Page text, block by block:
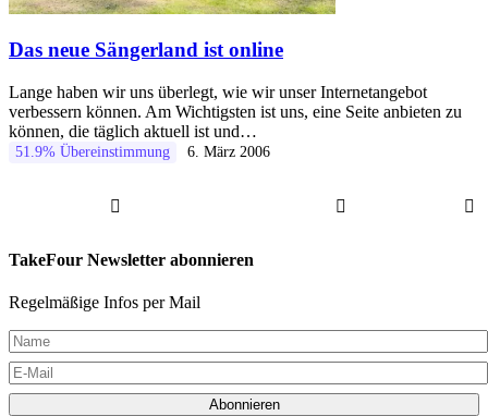
Das neue Sängerland ist online
Lange haben wir uns überlegt, wie wir unser Internetangebot
verbessern können. Am Wichtigsten ist uns, eine Seite anbieten zu
können, die täglich aktuell ist und…
51.9% Übereinstimmung 6. März 2006
TakeFour Newsletter abonnieren
Regelmäßige Infos per Mail
Abonnieren